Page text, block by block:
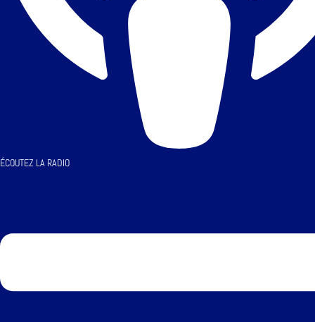
ÉCOUTEZ LA RADIO